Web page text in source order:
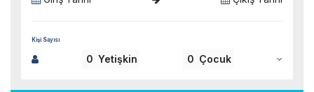
Kişi Sayısı
0 Yetişkin 0 Çocuk